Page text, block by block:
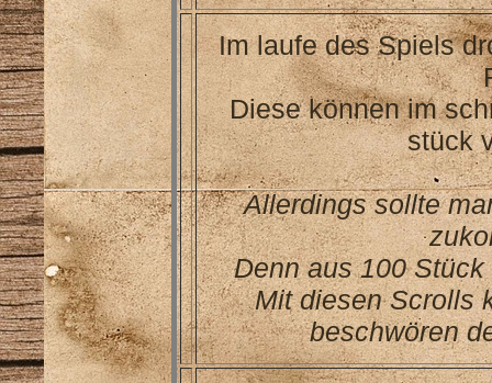
Im laufe des Spiels
Diese können im
stück
Allerdings sollte
Denn aus 100
Mit diesen Scrolls
beschwören